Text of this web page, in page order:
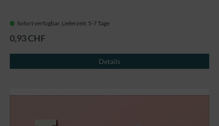
Sofort verfügbar, Lieferzeit: 5-7 Tage
0,93 CHF
Details